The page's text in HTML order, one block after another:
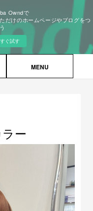
Owndで
だけのホームページやブログをつ
ぐ試す
MENU
ー